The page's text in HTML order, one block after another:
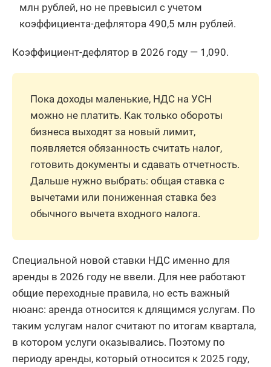
млн рублей, но не превысил с учетом
коэффициента-дефлятора 490,5 млн рублей.
Коэффициент-дефлятор в 2026 году — 1,090.
Пока доходы маленькие, НДС на УСН
можно не платить. Как только обороты
бизнеса выходят за новый лимит,
появляется обязанность считать налог,
готовить документы и сдавать отчетность.
Дальше нужно выбрать: общая ставка с
вычетами или пониженная ставка без
обычного вычета входного налога.
Специальной новой ставки НДС именно для
аренды в 2026 году не ввели. Для нее работают
общие переходные правила, но есть важный
нюанс: аренда относится к длящимся услугам. По
таким услугам налог считают по итогам квартала,
в котором услуги оказывались. Поэтому по
периоду аренды, который относится к 2025 году,